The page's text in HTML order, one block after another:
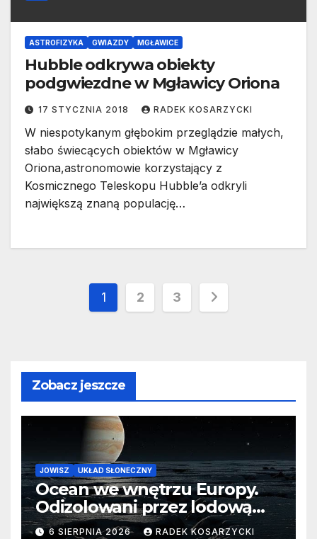
ASTROFIZYKA GWIAZDY MGŁAWICE
Hubble odkrywa obiekty
podgwiezdne w Mgławicy Oriona
17 STYCZNIA 2018 RADEK KOSARZYCKI
W niespotykanym głębokim przeglądzie małych,
słabo świecących obiektów w Mgławicy
Oriona,astronomowie korzystający z
Kosmicznego Teleskopu Hubble’a odkryli
największą znaną populację…
Stronicowanie
1 2 3
Zobacz jeszcze
JOWISZ UKŁAD SŁONECZNY
Ocean we wnętrzu Europy.
Odizolowani przez lodową
barierę
6 SIERPNIA 2026 RADEK KOSARZYCKI